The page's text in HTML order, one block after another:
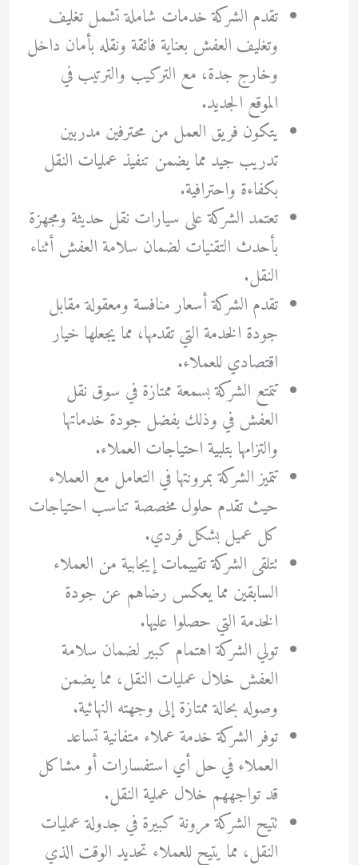
تقدم الشركة خدمات شاملة تشمل تغليف
وتغليف العفش بعناية فائقة ونقله بأمان داخل
وخارج جدة، مع التركيب والترتيب في
الموقع الجديد.
يتكون فريق العمل من محترفين مدربين
تدريب جيد مما يضمن تنفيذ عمليات النقل
بكفاءة واحترافية.
تعتمد الشركة على سيارات نقل حديثة ومجهزة
بأحدث التقنيات لضمان سلامة العفش أثناء
النقل.
تقدم الشركة أسعار منافسة ومعقولة مقابل
جودة الخدمة التي تقدمها، مما يجعلها خيار
اقتصادي للعملاء.
تتمتع الشركة بسمعة ممتازة في سوق نقل
العفش في وذلك بفضل جودة خدماتها
والتزامها بتلبية احتياجات العملاء.
تتميز الشركة بمرونتها في التعامل مع العملاء
حيث تقدم حلول مخصصة تناسب احتياجات
كل عميل بشكل فردي.
تتلقى الشركة تقييمات إيجابية من العملاء
السابقين مما يعكس رضاهم عن جودة
الخدمة التي حصلوا عليها.
تولي الشركة اهتمام كبير لضمان سلامة
العفش خلال عمليات النقل، مما يضمن
وصوله بحالة ممتازة إلى وجهته النهائية.
توفر الشركة خدمة عملاء متفانية تساعد
العملاء في حل أي استفسارات أو مشاكل
قد تواجههم خلال عملية النقل.
تتيح الشركة مرونة كبيرة في جدولة عمليات
النقل، مما يتيح للعملاء تحديد الوقت الذي